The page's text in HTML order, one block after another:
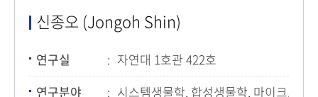
신종오 (Jongoh Shin)
연구실
자연대 1호관 422호
연구분야
시스템생물학, 합성생물학, 마이크로바